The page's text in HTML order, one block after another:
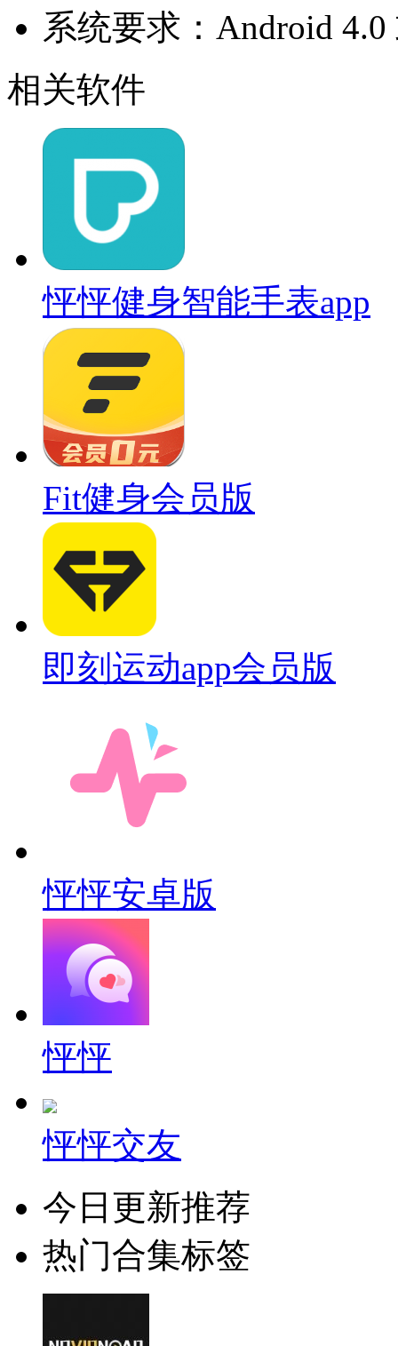
系统要求：Android
相关软件
怦怦健身智能手表app
Fit健身会员版
即刻运动app会员版
怦怦安卓版
怦怦
怦怦交友
今日更新推荐
热门合集标签